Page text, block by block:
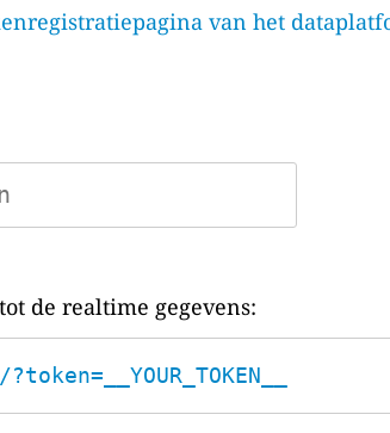
van het
de realtime gegevens: